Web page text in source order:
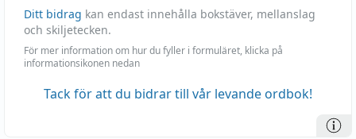
Ditt bidrag kan endast innehålla bokstäver, mellanslag
och skiljetecken.
För mer information om hur du fyller i formuläret, klicka på
informationsikonen nedan
Tack för att du bidrar till vår levande ordbok!